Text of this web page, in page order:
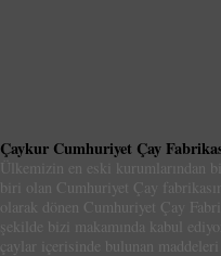
Çaykur Cumhuriyet Çay
Ülkemizin en eski kurumlarından
biri olan Cumhuriyet Çay
olarak dönen Cumhuriyet Çay
şekilde bizi makamında kabul
çaylar içerisinde bulunan maddeleri